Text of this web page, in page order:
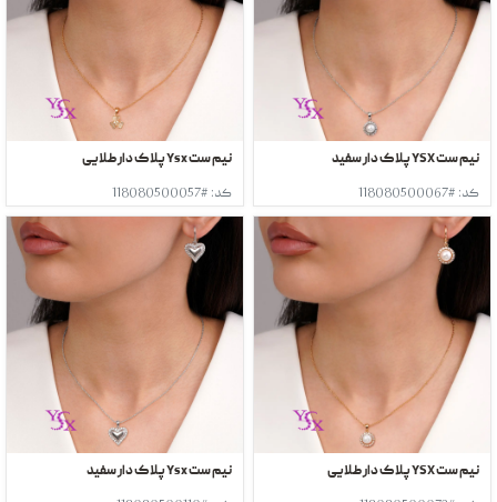
نیم ست YSX پلاک دار سفید
کد: #118080500067
نیم ست Ysx پلاک دار طلایی
کد: #118080500057
نیم ست YSX پلاک دار طلایی نیم ست Ysx پلاک دار سفید